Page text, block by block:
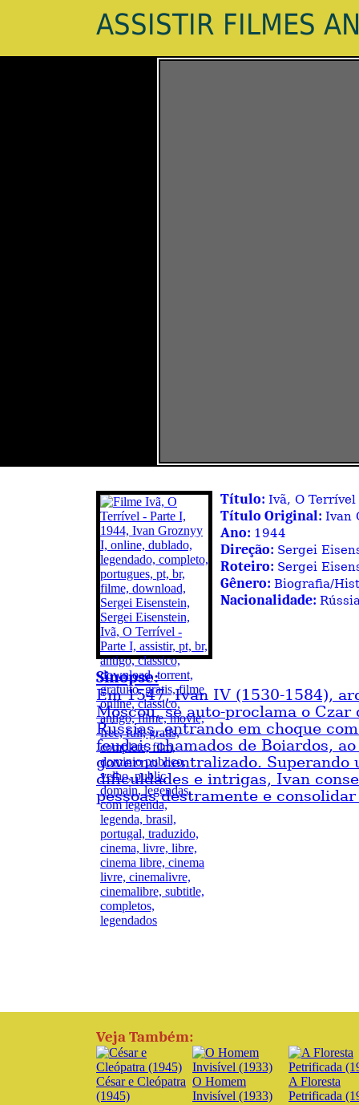
ASSISTIR FILMES
Título: Ivã, O Terrível
Título Original: Ivan
Ano: 1944
Direção: Sergei
Roteiro: Sergei
Gênero: Biografia/
Nacionalidade:
Sinopse:
Em 1547, Ivan IV (1530-1584),
Moscou, se auto-proclama o Czar
Rússias, entrando em choque
feudais chamados de Boiardos,
governo centralizado. Superando
dificuldades e intrigas, Ivan
pessoas destramente e
Veja Também:
César e Cleópatra
(1945)
O Homem
Invisível (1933)
A Floresta
Petrificada